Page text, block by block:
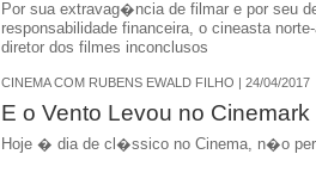
Por sua extravag�ncia de filmar e por seu
responsabilidade financeira, o cineasta
diretor dos filmes inconclusos
CINEMA COM RUBENS EWALD FILHO | 24/04/2017
E o Vento Levou no Cinemark
Hoje � dia de cl�ssico no Cinema, n�o